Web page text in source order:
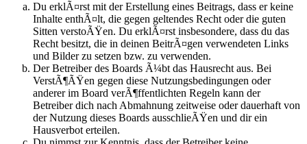
Du erklÃ¤rst mit der Erstellung eines Beitrags, dass er keine
Inhalte enthÃ¤lt, die gegen geltendes Recht oder die guten
Sitten verstoÃŸen. Du erklÃ¤rst insbesondere, dass du das
Recht besitzt, die in deinen BeitrÃ¤gen verwendeten Links
und Bilder zu setzen bzw. zu verwenden.
Der Betreiber des Boards Ã¼bt das Hausrecht aus. Bei
VerstÃ¶ÃŸen gegen diese Nutzungsbedingungen oder
anderer im Board verÃ¶ffentlichten Regeln kann der
Betreiber dich nach Abmahnung zeitweise oder dauerhaft von
der Nutzung dieses Boards ausschlieÃŸen und dir ein
Hausverbot erteilen.